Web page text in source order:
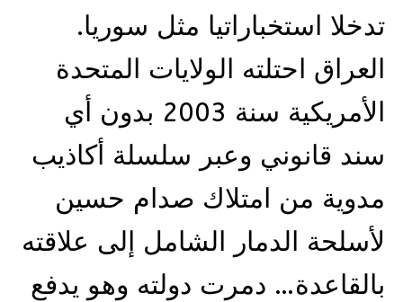
تدخلا استخباراتيا مثل سوريا.
العراق احتلته الولايات المتحدة
الأمريكية سنة 2003 بدون أي
سند قانوني وعبر سلسلة أكاذيب
مدوية من امتلاك صدام حسين
لأسلحة الدمار الشامل إلى علاقته
بالقاعدة… دمرت دولته وهو يدفع